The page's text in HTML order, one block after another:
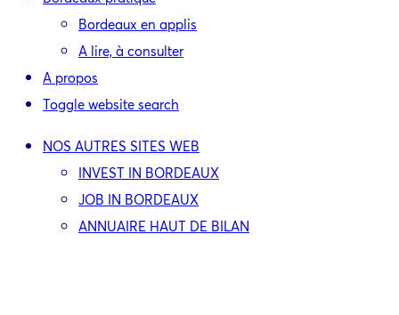
Bordeaux en applis
A lire, à consulter
A propos
Toggle website search
NOS AUTRES SITES WEB
INVEST IN BORDEAUX
JOB IN BORDEAUX
ANNUAIRE HAUT DE BILAN